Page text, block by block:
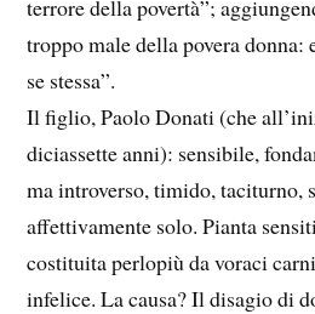
terrore della povertà”;
troppo male della povera
se stessa”.
Il figlio, Paolo Donati (che
diciassette anni): sensibile,
ma introverso, timido, taciturno,
affettivamente solo. Pianta
costituita perlopiù da voraci
infelice. La causa? Il disagio di